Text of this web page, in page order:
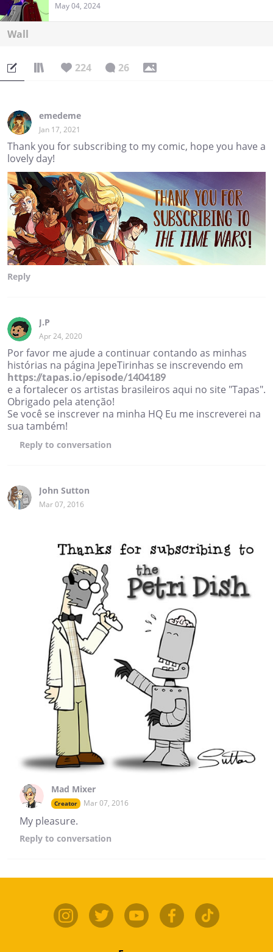
May 04, 2024
Wall
224 26
emedeme
Jan 17, 2021
Thank you for subscribing to my comic, hope you have a
lovely day!
Reply
J.P
Apr 24, 2020
Por favor me ajude a continuar contando as minhas
histórias na página JepeTirinhas se inscrevendo em
https://tapas.io/episode/1404189
e a fortalecer os artistas brasileiros aqui no site "Tapas".
Obrigado pela atenção!
Se você se inscrever na minha HQ Eu me inscreverei na
sua também!
Reply to conversation
John Sutton
Mar 07, 2016
Mad Mixer
Creator Mar 07, 2016
My pleasure.
Reply to conversation